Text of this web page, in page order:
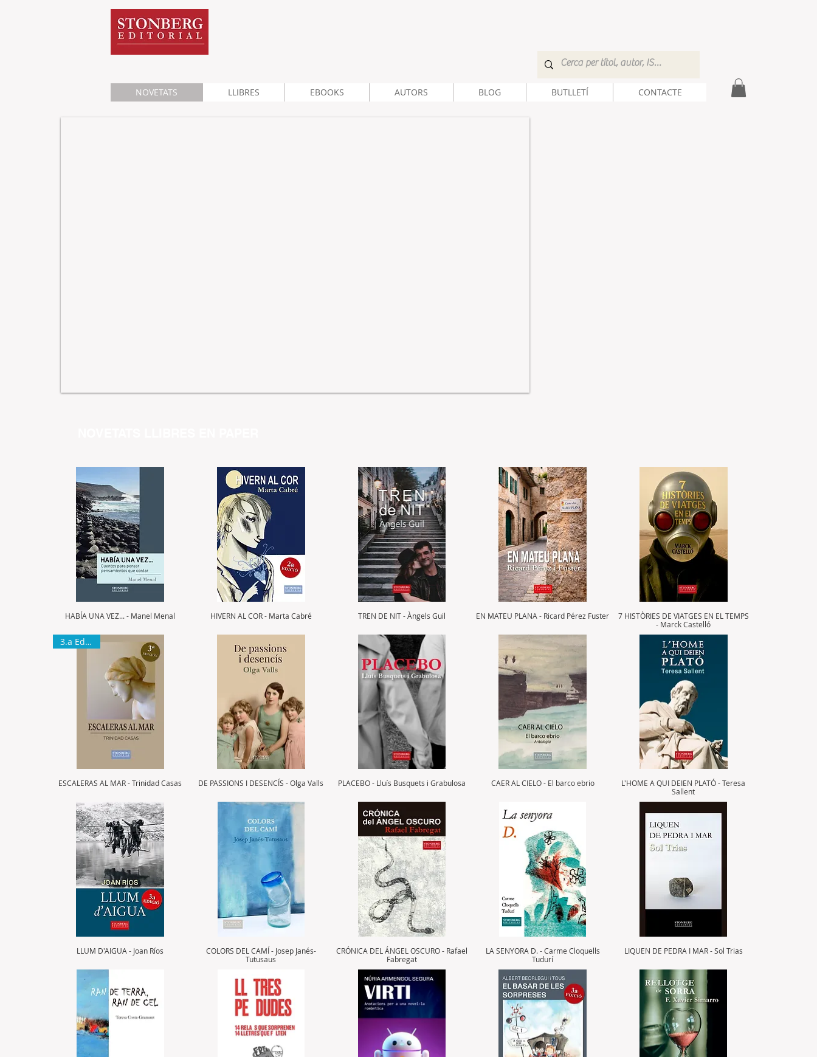
NOVETATS LLIBRES EBOOKS AUTORS BLOG BUTLLETÍ CONTACTE
HABÍA UNA VEZ... - Manel Menal HIVERN AL COR - Marta Cabré TREN DE NIT - Àngels Guil EN MATEU PLANA - Ricard Pérez Fuster
7 HISTÒRIES DE VIATGES EN EL TEMPS
- Marck Castelló
3.a Edición
ESCALERAS AL MAR - Trinidad Casas DE PASSIONS I DESENCÍS - Olga Valls PLACEBO - Lluís Busquets i Grabulosa CAER AL CIELO - El barco ebrio
L'HOME A QUI DEIEN PLATÓ - Teresa
Sallent
LLUM D'AIGUA - Joan Ríos
COLORS DEL CAMÍ - Josep Janés-
Tutusaus
CRÓNICA DEL ÁNGEL OSCURO - Rafael
Fabregat
LA SENYORA D. - Carme Cloquells
Tudurí
LIQUEN DE PEDRA I MAR - Sol Trias